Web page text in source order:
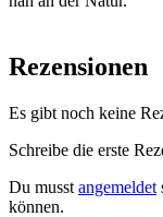
Rezensionen
Es gibt noch keine
Schreibe die erste
Du musst angemeldet
können.